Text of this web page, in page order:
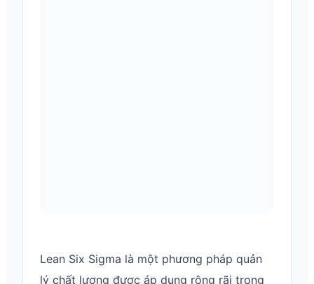
Lean Six Sigma là một phương pháp quản
lý chất lượng được áp dụng rộng rãi trong